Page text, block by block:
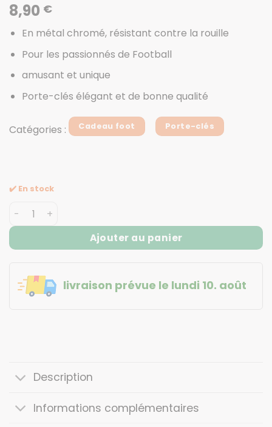
8,90 €
En métal chromé, résistant contre la rouille
Pour les passionnés de Football
amusant et unique
Porte-clés élégant et de bonne qualité
Catégories : Cadeau foot Porte-clés
✔️ En stock
quantité de Porte-clés Football
Ajouter au panier
livraison prévue le lundi 10. août
Description
Informations complémentaires